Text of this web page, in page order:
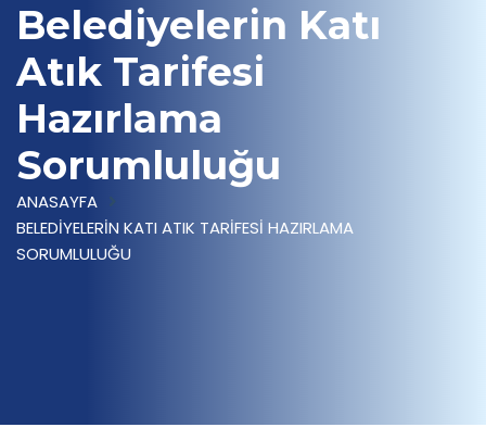
Belediyelerin Katı
Atık Tarifesi
Hazırlama
Sorumluluğu
ANASAYFA
BELEDIYELERIN KATI ATIK TARIFESI HAZIRLAMA
SORUMLULUĞU